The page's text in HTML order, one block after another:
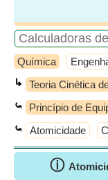
Química
↳ Teoria Cinética
⤿ Princípio de
⤿ Atomicidade
ⓘ